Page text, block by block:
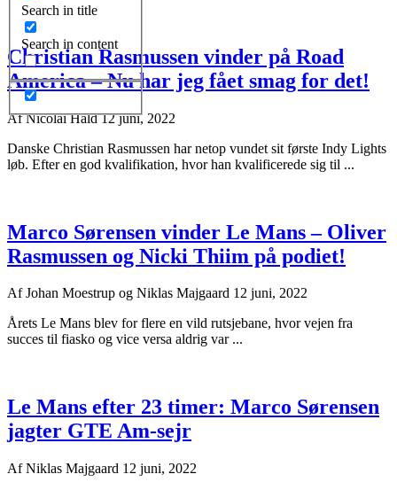
Search in title
Search in content
Christian Rasmussen vinder på Road
America – Nu har jeg fået smag for det!
AfNicolai Hald12 juni, 2022
Danske Christian Rasmussen har netop vundet sit første Indy Lights
løb. Efter en god kvalifikation, hvor han kvalificerede sig til ...
Marco Sørensen vinder Le Mans – Oliver
Rasmussen og Nicki Thiim på podiet!
AfJohan Moestrup og Niklas Majgaard 12 juni, 2022
Årets Le Mans blev for flere en vild rutsjebane, hvor vejen fra
succes til fiasko og vice versa aldrig var ...
Le Mans efter 23 timer: Marco Sørensen
jagter GTE Am-sejr
AfNiklas Majgaard 12 juni, 2022